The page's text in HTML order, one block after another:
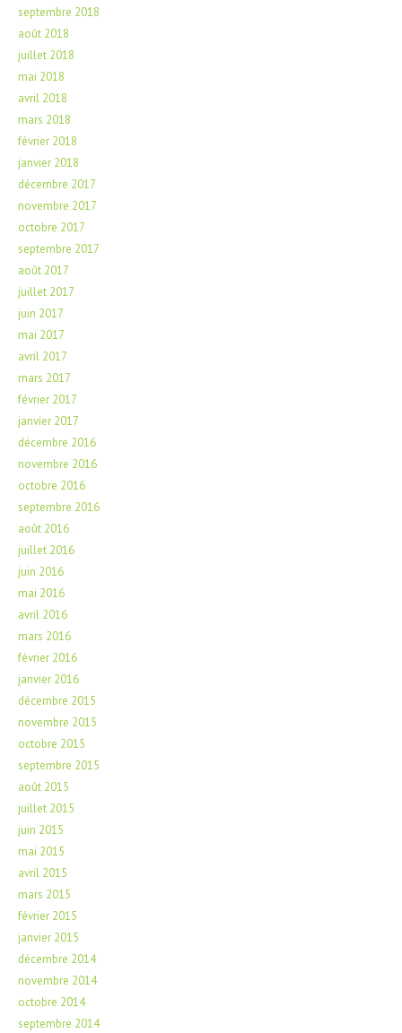
septembre 2018
août 2018
juillet 2018
mai 2018
avril 2018
mars 2018
février 2018
janvier 2018
décembre 2017
novembre 2017
octobre 2017
septembre 2017
août 2017
juillet 2017
juin 2017
mai 2017
avril 2017
mars 2017
février 2017
janvier 2017
décembre 2016
novembre 2016
octobre 2016
septembre 2016
août 2016
juillet 2016
juin 2016
mai 2016
avril 2016
mars 2016
février 2016
janvier 2016
décembre 2015
novembre 2015
octobre 2015
septembre 2015
août 2015
juillet 2015
juin 2015
mai 2015
avril 2015
mars 2015
février 2015
janvier 2015
décembre 2014
novembre 2014
octobre 2014
septembre 2014